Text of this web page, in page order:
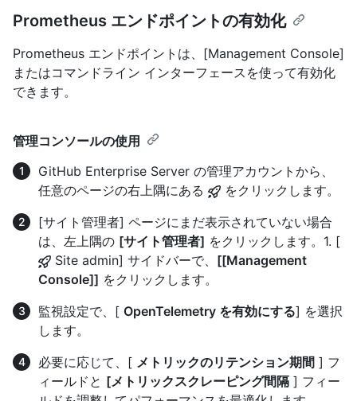
Prometheus エンドポイントの有効化
Prometheus エンドポイントは、[Management Console]
またはコマンドライン インターフェースを使って有効化
できます。
管理コンソールの使用
GitHub Enterprise Server の管理アカウントから、
任意のページの右上隅にある
をクリックします。
[サイト管理者] ページにまだ表示されていない場合
は、左上隅の [サイト管理者] をクリックします。1. [
Site admin] サイドバーで、 [[Management
Console]] をクリックします。
監視設定で、[ OpenTelemetry を有効にする] を選択
します。
必要に応じて、[ メトリックのリテンション期間 ] フ
ィールドと [メトリックスクレーピング間隔 ] フィー